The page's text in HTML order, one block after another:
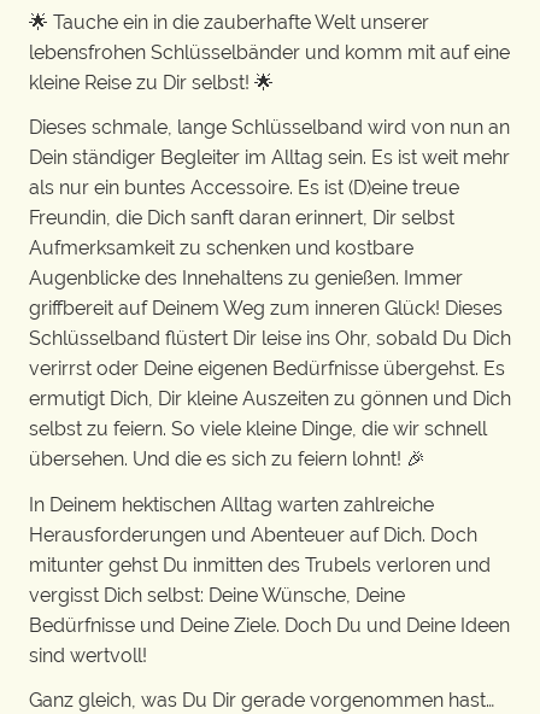
🌟 Tauche ein in die zauberhafte Welt unserer
lebensfrohen Schlüsselbänder und komm mit auf eine
kleine Reise zu Dir selbst! 🌟
Dieses schmale, lange Schlüsselband wird von nun an
Dein ständiger Begleiter im Alltag sein. Es ist weit mehr
als nur ein buntes Accessoire. Es ist (D)eine treue
Freundin, die Dich sanft daran erinnert, Dir selbst
Aufmerksamkeit zu schenken und kostbare
Augenblicke des Innehaltens zu genießen. Immer
griffbereit auf Deinem Weg zum inneren Glück! Dieses
Schlüsselband flüstert Dir leise ins Ohr, sobald Du Dich
verirrst oder Deine eigenen Bedürfnisse übergehst. Es
ermutigt Dich, Dir kleine Auszeiten zu gönnen und Dich
selbst zu feiern. So viele kleine Dinge, die wir schnell
übersehen. Und die es sich zu feiern lohnt! 🎉
In Deinem hektischen Alltag warten zahlreiche
Herausforderungen und Abenteuer auf Dich. Doch
mitunter gehst Du inmitten des Trubels verloren und
vergisst Dich selbst: Deine Wünsche, Deine
Bedürfnisse und Deine Ziele. Doch Du und Deine Ideen
sind wertvoll!
Ganz gleich, was Du Dir gerade vorgenommen hast…